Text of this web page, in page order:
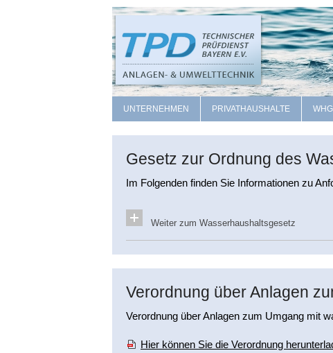
UNTERNEHMEN PRIVATHAUSHALTE
Gesetz zur Ordnung des
Im Folgenden finden Sie Informationen zu
Weiter zum Wasserhaushaltsgesetz
Verordnung über Anlagen
Verordnung über Anlagen zum Umgang mit
Hier können Sie die Verordnung